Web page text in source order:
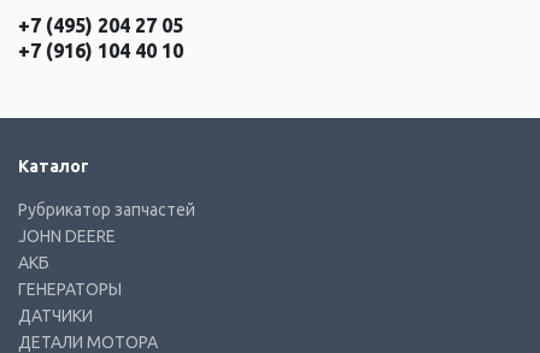
+7 (495) 204 27 05
+7 (916) 104 40 10
Каталог
Рубрикатор запчастей
JOHN DEERE
АКБ
ГЕНЕРАТОРЫ
ДАТЧИКИ
ДЕТАЛИ МОТОРА